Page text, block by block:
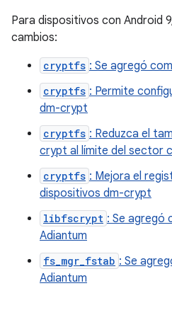
Para dispositivos con Android
cambios:
cryptfs : Se agregó
cryptfs : Permite
dm-crypt
cryptfs : Reduzca el
crypt al límite del sector
cryptfs : Mejora el
dispositivos dm-crypt
libfscrypt : Se agregó
Adiantum
fs_mgr_fstab : Se
Adiantum